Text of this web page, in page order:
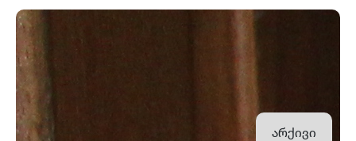
არქივი